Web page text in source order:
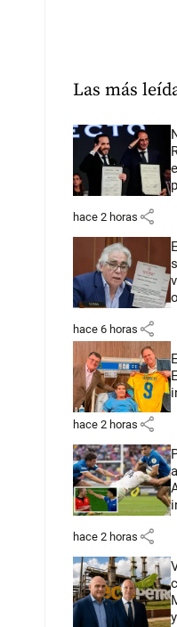
Las más
hace 2 horas share
hace 6 horas share
hace 2 horas share
hace 2 horas share